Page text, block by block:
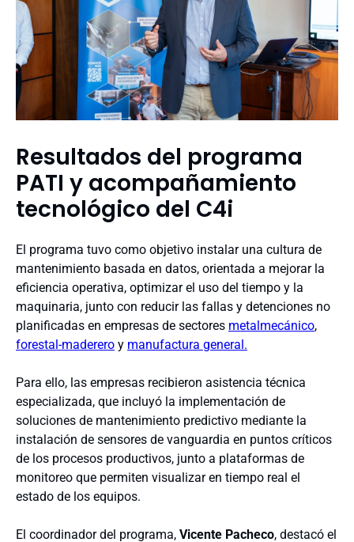
Resultados del programa
PATI y acompañamiento
tecnológico del C4i
El programa tuvo como objetivo instalar una cultura de
mantenimiento basada en datos, orientada a mejorar la
eficiencia operativa, optimizar el uso del tiempo y la
maquinaria, junto con reducir las fallas y detenciones no
planificadas en empresas de sectores metalmecánico,
forestal-maderero y manufactura general.
Para ello, las empresas recibieron asistencia técnica
especializada, que incluyó la implementación de
soluciones de mantenimiento predictivo mediante la
instalación de sensores de vanguardia en puntos críticos
de los procesos productivos, junto a plataformas de
monitoreo que permiten visualizar en tiempo real el
estado de los equipos.
El coordinador del programa, Vicente Pacheco, destacó el